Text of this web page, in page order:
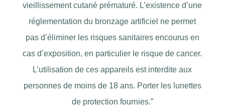
vieillissement cutané prématuré. L’existence d’une
réglementation du bronzage artificiel ne permet
pas d’éliminer les risques sanitaires encourus en
cas d’exposition, en particulier le risque de cancer.
L’utilisation de ces appareils est interdite aux
personnes de moins de 18 ans. Porter les lunettes
de protection fournies.”